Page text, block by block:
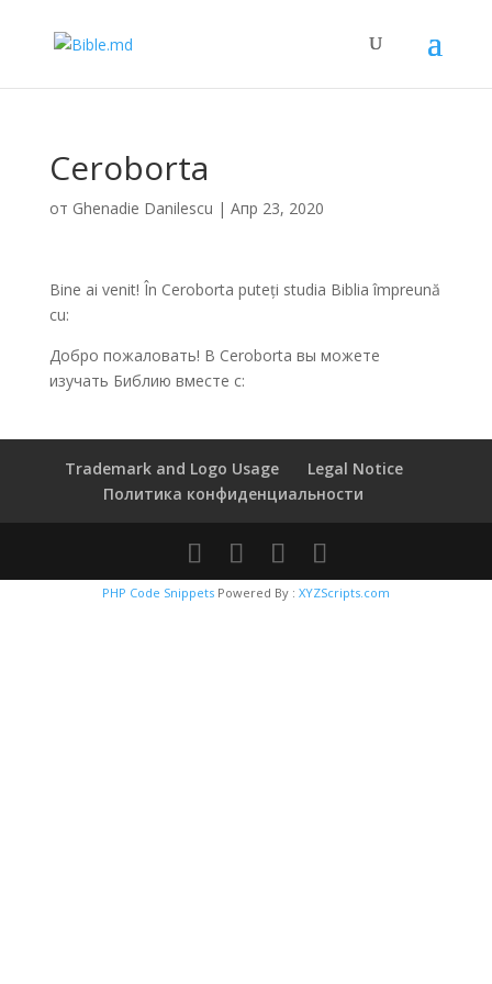
Ceroborta
от Ghenadie Danilescu | Апр 23, 2020
Bine ai venit! În Ceroborta puteți studia Biblia împreună
cu:
Добро пожаловать! В Ceroborta вы можете
изучать Библию вместе с:
Trademark and Logo Usage
Legal Notice
Политика конфиденциальности
PHP Code Snippets Powered By : XYZScripts.com